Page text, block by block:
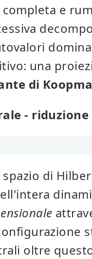
e
una
di
-
di
oltre